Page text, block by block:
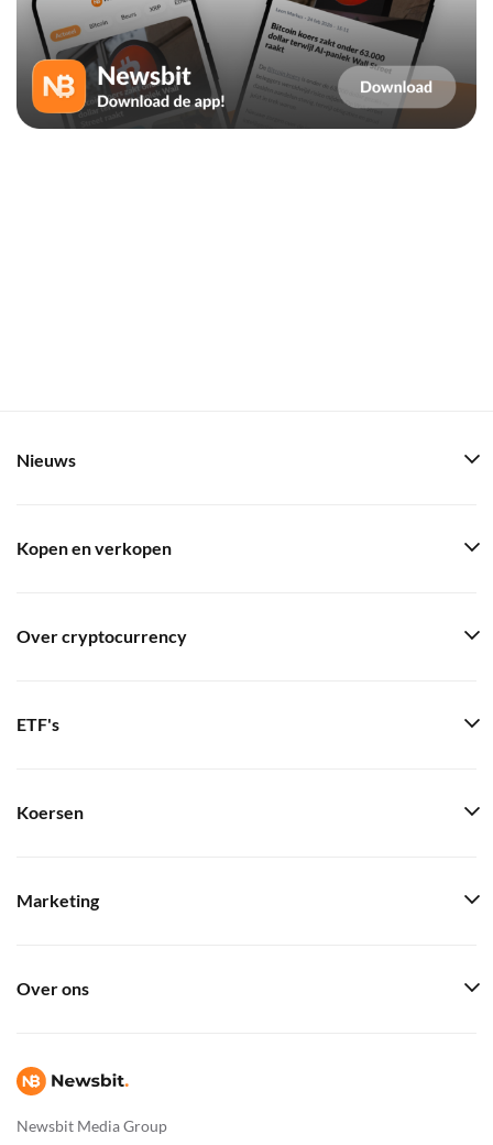
Newsbit Media Group
Nieuws
Kopen en verkopen
Over cryptocurrency
ETF's
Koersen
Marketing
Over ons